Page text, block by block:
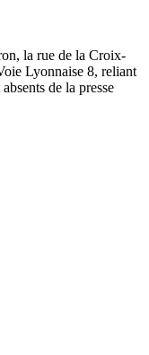
la rue de la Croix-
Lyonnaise 8, reliant
de la presse